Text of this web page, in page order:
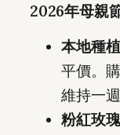
2026年母親
本地種
平價。
維持一
粉紅玫